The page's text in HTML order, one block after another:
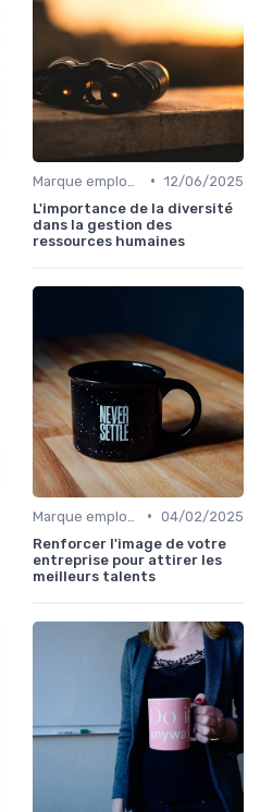
• 12/06/2025
L'importance de la diversité
dans la gestion des
ressources humaines
• 04/02/2025
Renforcer l'image de votre
entreprise pour attirer les
meilleurs talents